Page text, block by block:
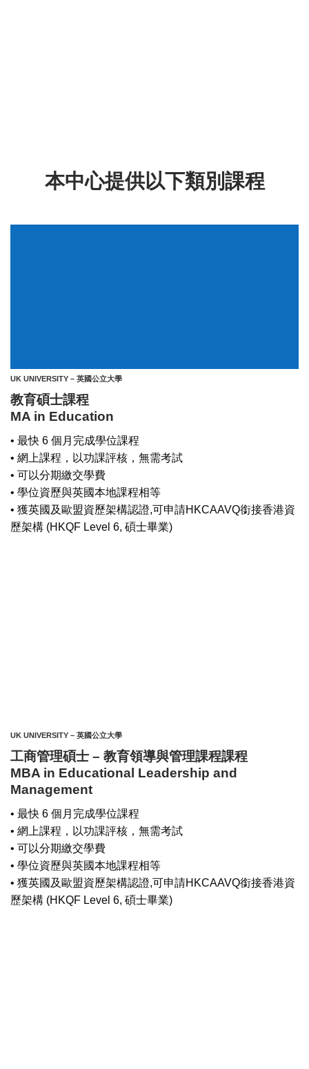
本中心提供以下類別課程
UK UNIVERSITY – 英國公立大學
教育碩士課程
MA in Education
• 最快 6 個月完成學位課程
• 網上課程，以功課評核，無需考試
• 可以分期繳交學費
• 學位資歷與英國本地課程相等
• 獲英國及歐盟資歷架構認證,可申請HKCAAVQ銜接香港資
歷架構 (HKQF Level 6, 碩士畢業)
UK UNIVERSITY – 英國公立大學
工商管理碩士 – 教育領導與管理課程課程
MBA in Educational Leadership and
Management
• 最快 6 個月完成學位課程
• 網上課程，以功課評核，無需考試
• 可以分期繳交學費
• 學位資歷與英國本地課程相等
• 獲英國及歐盟資歷架構認證,可申請HKCAAVQ銜接香港資
歷架構 (HKQF Level 6, 碩士畢業)